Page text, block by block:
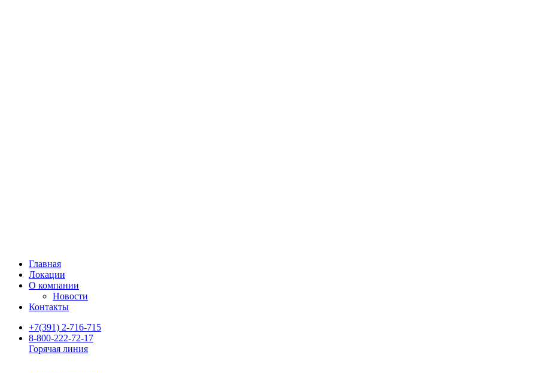
Главная
Локации
О компании
Новости
Контакты
+7(391) 2-716-715
8-800-222-72-17
Горячая линия